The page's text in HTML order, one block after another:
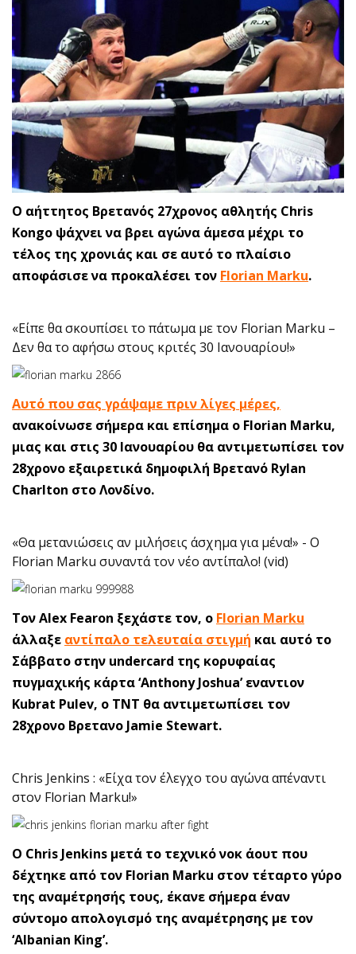
O αήττητος Βρετανός 27χρονος αθλητής Chris
Kongo ψάχνει να βρει αγώνα άμεσα μέχρι το
τέλος της χρονιάς και σε αυτό το πλαίσιο
αποφάσισε να προκαλέσει τον Florian Marku.
«Είπε θα σκουπίσει το πάτωμα με τον Florian Marku –
Δεν θα το αφήσω στους κριτές 30 Ιανουαρίου!»
Αυτό που σας γράψαμε πριν λίγες μέρες,
ανακοίνωσε σήμερα και επίσημα ο Florian Marku,
μιας και στις 30 Ιανουαρίου θα αντιμετωπίσει τον
28χρονο εξαιρετικά δημοφιλή Βρετανό Rylan
Charlton στο Λονδίνο.
«Θα μετανιώσεις αν μιλήσεις άσχημα για μένα!» - Ο
Florian Marku συναντά τον νέο αντίπαλο! (vid)
Toν Alex Fearon ξεχάστε τον, ο Florian Marku
άλλαξε αντίπαλο τελευταία στιγμή και αυτό το
Σάββατο στην undercard της κορυφαίας
πυγμαχικής κάρτα ‘Anthony Joshua’ εναντιον
Kubrat Pulev, o ΤΝΤ θα αντιμετωπίσει τον
28χρονο Βρετανο Jamie Stewart.
Chris Jenkins : «Είχα τον έλεγχο του αγώνα απέναντι
στον Florian Marku!»
Ο Chris Jenkins μετά το τεχνικό νοκ άουτ που
δέχτηκε από τον Florian Marku στον τέταρτο γύρο
της αναμέτρησής τους, έκανε σήμερα έναν
σύντομο απολογισμό της αναμέτρησης με τον
‘Albanian King’.